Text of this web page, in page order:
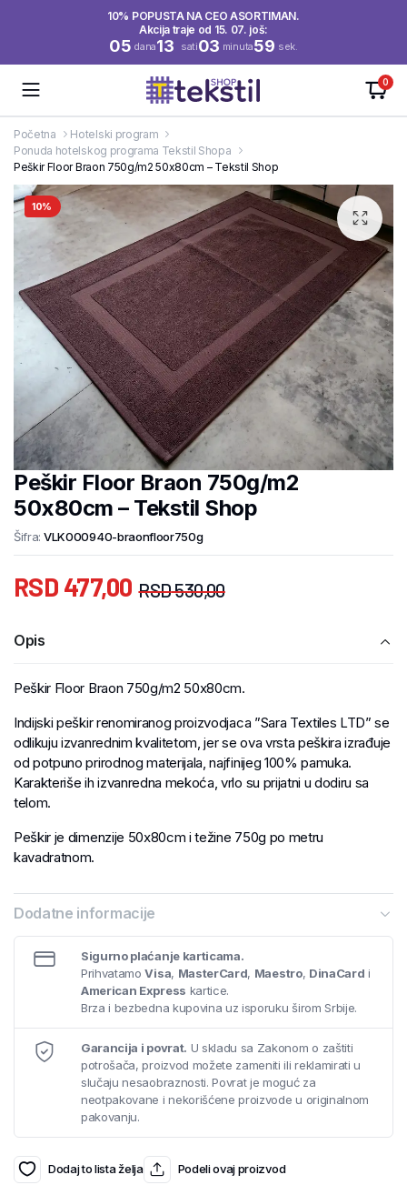
10% POPUSTA NA CEO ASORTIMAN.
Akcija traje od 15. 07. još:
05 dana13 sati03 minuta58 sek.
0
Početna
Hotelski program
Ponuda hotelskog programa Tekstil Shopa
Peškir Floor Braon 750g/m2 50x80cm – Tekstil Shop
10%
Peškir Floor Braon 750g/m2
50x80cm – Tekstil Shop
Šifra: VLK000940-braonfloor750g
RSD530,00
RSD 477,00
Opis
Peškir Floor Braon 750g/m2 50x80cm.
Indijski peškir renomiranog proizvodjaca ”Sara Textiles LTD” se
odlikuju izvanrednim kvalitetom, jer se ova vrsta peškira izrađuje
od potpuno prirodnog materijala, najfinijeg 100% pamuka.
Karakteriše ih izvanredna mekoća, vrlo su prijatni u dodiru sa
telom.
Peškir je dimenzije 50x80cm i težine 750g po metru
kavadratnom.
Dodatne informacije
Sigurno plaćanje karticama.
PrihvatamoVisa, MasterCard, Maestro, DinaCard i
American Express kartice.
Brza i bezbedna kupovina uz isporuku širom Srbije.
Garancija i povrat. U skladu sa Zakonom o zaštiti
potrošača, proizvod možete zameniti ili reklamirati u
slučaju nesaobraznosti. Povrat je moguć za
neotpakovane i nekorišćene proizvode u originalnom
pakovanju.
Dodaj to lista želja Podeli ovaj proizvod